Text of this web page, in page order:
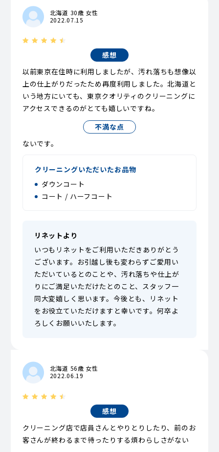
北海道 30歳 女性
2022.07.15
感想
以前東京在住時に利用しましたが、汚れ落ちも想像以
上の仕上がりだったため再度利用しました。北海道と
いう地方にいても、東京クオリティのクリーニングに
アクセスできるのがとても嬉しいですね。
不満な点
ないです。
クリーニングいただいたお品物
ダウンコート
コート / ハーフコート
リネットより
いつもリネットをご利用いただきありがとう
ございます。お引越し後も変わらずご愛用い
ただいているとのことや、汚れ落ちや仕上が
りにご満足いただけたとのこと、スタッフ一
同大変嬉しく思います。今後とも、リネット
をお役立ていただけますと幸いです。何卒よ
ろしくお願いいたします。
北海道 56歳 女性
2022.06.19
感想
クリーニング店で店員さんとやりとりしたり、前のお
客さんが終わるまで待ったりする煩わらしさがない